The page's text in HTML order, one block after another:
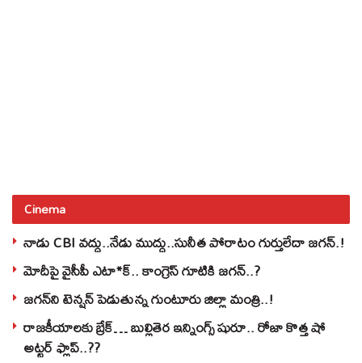
Cinema
నాడు CBI వద్దు..నేడు ముద్దు..సునీత పోరాటం గుర్తులేదా జగన్.!
మోదీపై వైసీపీ ఎటా*క్.. కాంగ్రెస్ గూటికి జగన్..?
జగన్‌ని టెన్షన్‌ పెడుతున్న గుంటూరు జిల్లా మంత్రి..!
రాజకీయాలకు బ్రేక్… బుల్లితెర ఇన్నింగ్స్ షురూ.. రోజా కొత్త షో
అట్టర్ ఫ్లాప్..??